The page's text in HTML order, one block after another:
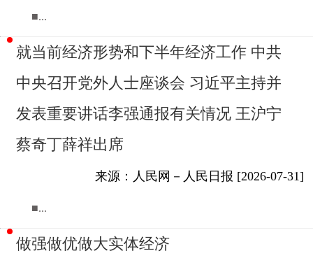
■...
就当前经济形势和下半年经济工作 中共
中央召开党外人士座谈会 习近平主持并
发表重要讲话李强通报有关情况 王沪宁
蔡奇丁薛祥出席
来源：人民网－人民日报 [2026-07-31]
■...
做强做优做大实体经济